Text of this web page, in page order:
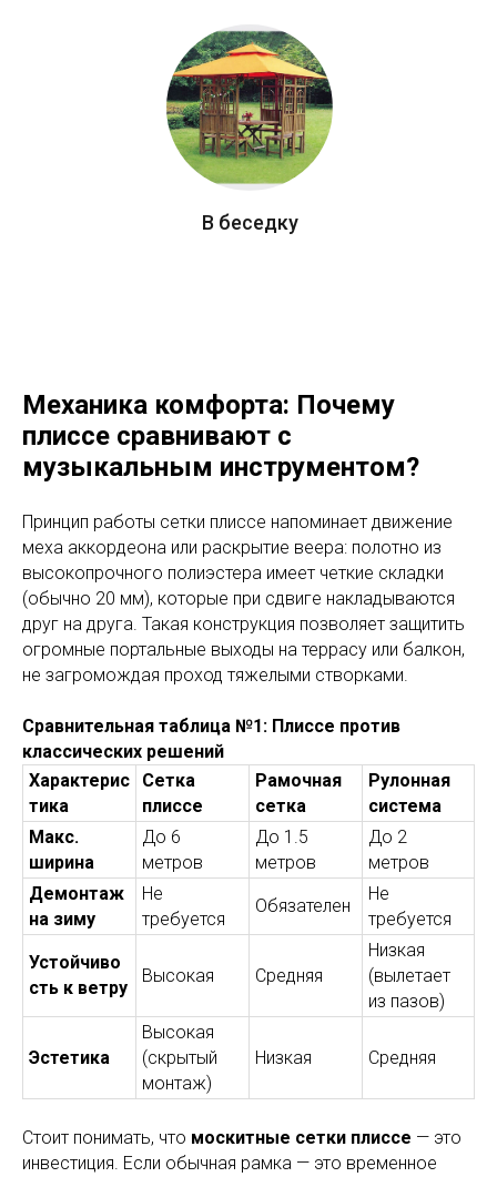
В беседку
Механика комфорта: Почему
плиссе сравнивают с
музыкальным инструментом?
Принцип работы сетки плиссе напоминает движение
меха аккордеона или раскрытие веера: полотно из
высокопрочного полиэстера имеет четкие складки
(обычно 20 мм), которые при сдвиге накладываются
друг на друга. Такая конструкция позволяет защитить
огромные портальные выходы на террасу или балкон,
не загромождая проход тяжелыми створками.
Сравнительная таблица №1: Плиссе против
классических решений
Характерис
тика
Сетка
плиссе
Рамочная
сетка
Рулонная
система
Макс.
ширина
До 6
метров
До 1.5
метров
До 2
метров
Демонтаж
на зиму
Не
требуется
Обязателен
Не
требуется
Устойчиво
сть к ветру
Высокая Средняя
Низкая
(вылетает
из пазов)
Эстетика
Высокая
(скрытый
монтаж)
Низкая Средняя
Стоит понимать, что москитные сетки плиссе — это
инвестиция. Если обычная рамка — это временное